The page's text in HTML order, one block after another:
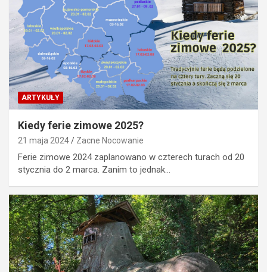
ARTYKUŁY
Kiedy ferie zimowe 2025?
21 maja 2024 Zacne Nocowanie
Ferie zimowe 2024 zaplanowano w czterech turach od 20
stycznia do 2 marca. Zanim to jednak…